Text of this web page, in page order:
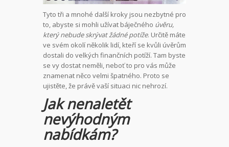
Tyto tři a mnohé další kroky jsou nezbytné pro
to, abyste si mohli užívat báječného úvěru,
který nebude skrývat žádné potíže. Určitě máte
ve svém okolí několik lidí, kteří se kvůli úvěrům
dostali do velkých finančních potíží. Tam byste
se vy dostat neměli, neboť to pro vás může
znamenat něco velmi špatného. Proto se
ujistěte, že právě vaší situaci nic nehrozí.
Jak nenaletět
nevýhodným
nabídkám?